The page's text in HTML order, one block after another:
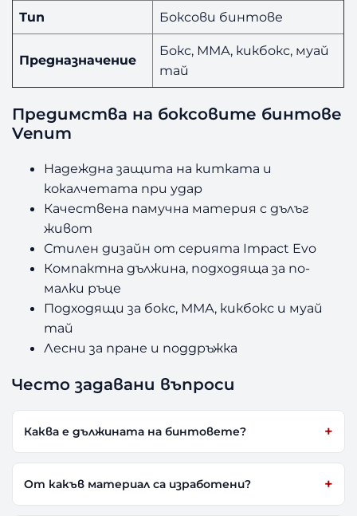
Тип Боксови бинтове
Предназначение
Бокс, ММА, кикбокс, муай
тай
Предимства на боксовите бинтове
Venum
Надеждна защита на китката и
кокалчетата при удар
Качествена памучна материя с дълъг
живот
Стилен дизайн от серията Impact Evo
Компактна дължина, подходяща за по-
малки ръце
Подходящи за бокс, ММА, кикбокс и муай
тай
Лесни за пране и поддръжка
Често задавани въпроси
Каква е дължината на бинтовете?
От какъв материал са изработени?